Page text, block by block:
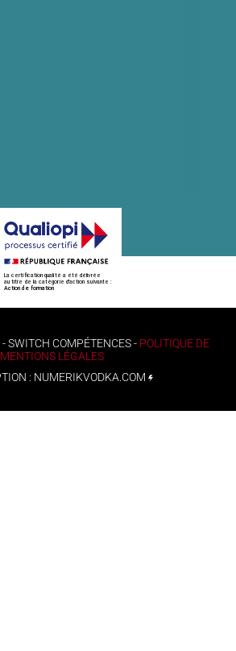
SWITCH COMPÉTENCES - POLITIQUE DE
MENTIONS LÉGALES
: NUMERIKVODKA.COM